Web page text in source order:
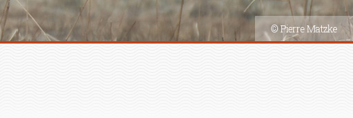
© Pierre Matzke